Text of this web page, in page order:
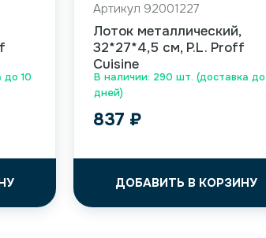
до 10
В наличии: 290 шт. (доставка до
дней)
Артикул 92001227
Лоток металлический,
32*27*4,5 см, P.L. Proff
Cuisine
837 ₽
ДОБАВИТЬ В КОРЗИНУ